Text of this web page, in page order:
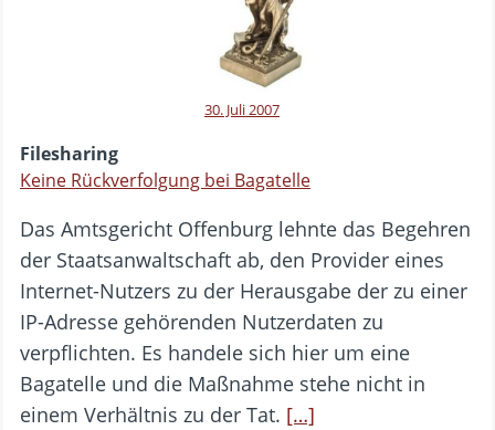
30. Juli 2007
Filesharing
Keine Rückverfolgung bei Bagatelle
Das Amtsgericht Offenburg lehnte das Begehren
der Staatsanwaltschaft ab, den Provider eines
Internet-Nutzers zu der Herausgabe der zu einer
IP-Adresse gehörenden Nutzerdaten zu
verpflichten. Es handele sich hier um eine
Bagatelle und die Maßnahme stehe nicht in
einem Verhältnis zu der Tat. […]